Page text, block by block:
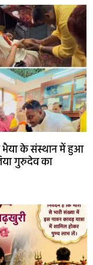
भैया के संस्थान में हुआ
गुरुदेव का